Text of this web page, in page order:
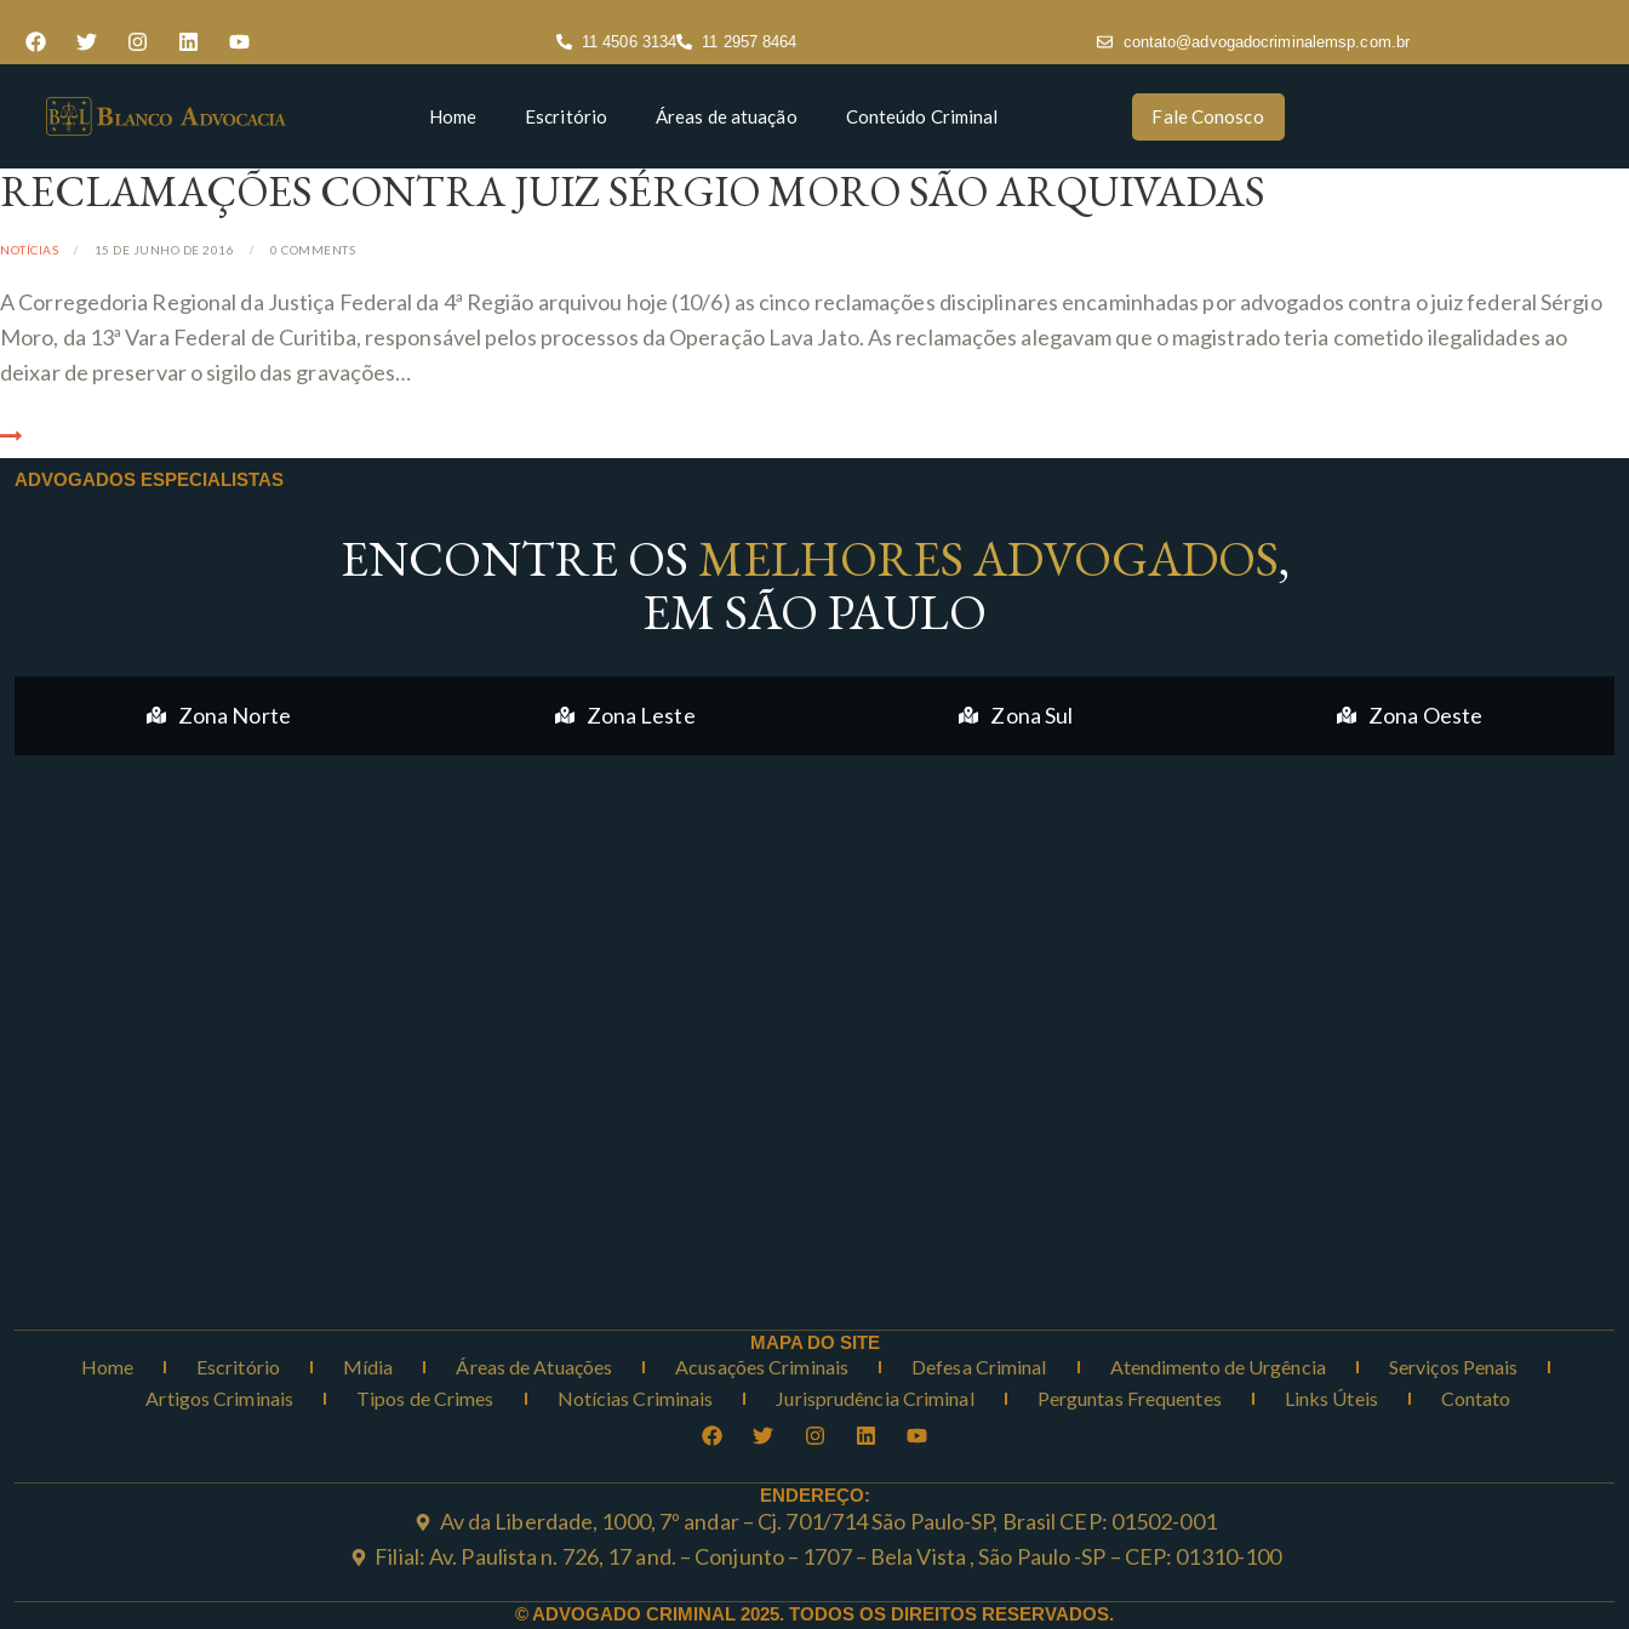
11 4506 3134 11 2957 8464 contato@advogadocriminalemsp.com.br
Home Escritório Áreas de atuação Conteúdo Criminal Fale Conosco
RECLAMAÇÕES CONTRA JUIZ SÉRGIO MORO SÃO ARQUIVADAS
NOTÍCIAS 15 DE JUNHO DE 2016 0 COMMENTS
A Corregedoria Regional da Justiça Federal da 4ª Região arquivou hoje (10/6) as cinco reclamações disciplinares encaminhadas por advogados contra o juiz federal Sérgio
Moro, da 13ª Vara Federal de Curitiba, responsável pelos processos da Operação Lava Jato. As reclamações alegavam que o magistrado teria cometido ilegalidades ao
deixar de preservar o sigilo das gravações…
ADVOGADOS ESPECIALISTAS
ENCONTRE OS MELHORES ADVOGADOS,
EM SÃO PAULO
Zona Norte Zona Leste Zona Sul Zona Oeste
MAPA DO SITE
Home Escritório Mídia Áreas de Atuações Acusações Criminais Defesa Criminal Atendimento de Urgência
Serviços Penais
Artigos Criminais
Tipos de Crimes Notícias Criminais Jurisprudência Criminal Perguntas Frequentes Links Úteis Contato
ENDEREÇO:
Av da Liberdade, 1000, 7º andar – Cj. 701/714 São Paulo-SP, Brasil CEP: 01502-001
Filial: Av. Paulista n. 726, 17 and. – Conjunto – 1707 – Bela Vista , São Paulo -SP – CEP: 01310-100
© ADVOGADO CRIMINAL 2025. TODOS OS DIREITOS RESERVADOS.